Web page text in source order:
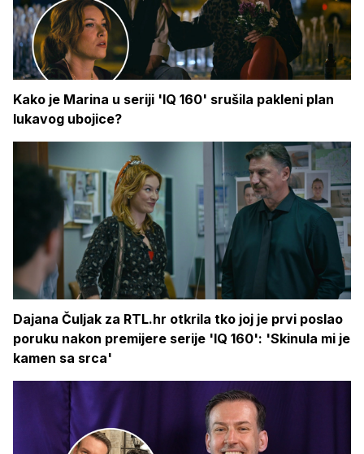
Kako je Marina u seriji 'IQ 160' srušila pakleni plan
lukavog ubojice?
Dajana Čuljak za RTL.hr otkrila tko joj je prvi poslao
poruku nakon premijere serije 'IQ 160': 'Skinula mi je
kamen sa srca'